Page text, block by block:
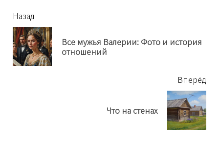
читать
еще
Назад
Все мужья Валерии: Фото и история
отношений
Вперёд
Что на стенах